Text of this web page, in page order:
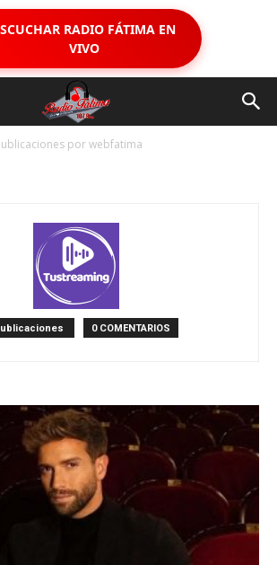
RADIO FÁTIMA EN
VIVO
por webfatima
0 COMENTARIOS